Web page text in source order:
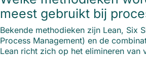
meest gebruikt bij
Bekende methodieken zijn Lean, Six
Process Management) en de
Lean richt zich op het elimineren van